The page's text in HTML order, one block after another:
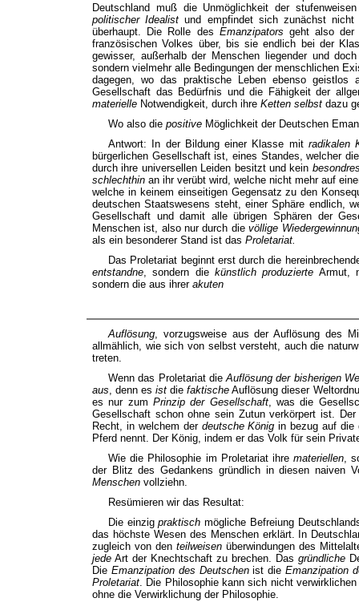
Deutschland muß die Unmöglichkeit der
politischer Idealist und empfindet sich zunächst nicht
überhaupt. Die Rolle des Emanzipators geht also der
französischen Volkes über, bis sie endlich bei der
gewisser, außerhalb der Menschen liegender und
sondern vielmehr alle Bedingungen der menschlichen
dagegen, wo das praktische Leben ebenso
Gesellschaft das Bedürfnis und die Fähigkeit der
materielle Notwendigkeit, durch ihre Ketten selbst dazu
Wo also die positive Möglichkeit der Deutschen
Antwort: In der Bildung einer Klasse mit radikalen
bürgerlichen Gesellschaft ist, eines Standes, welcher
durch ihre universellen Leiden besitzt und kein
schlechthin an ihr verübt wird, welche nicht mehr auf
welche in keinem einseitigen Gegensatz zu den
deutschen Staatswesens steht, einer Sphäre endlich,
Gesellschaft und damit alle übrigen Sphären der
Menschen ist, also nur durch dievöllige
als ein besonderer Stand ist das Proletariat.
Das Proletariat beginnt erst durch die
entstandne, sondern die künstlich produzierte Armut,
sondern die aus ihrer akuten
Auflösung, vorzugsweise aus der Auflösung des
allmählich, wie sich von selbst versteht, auch die
treten.
Wenn das Proletariat dieAuflösung der bisherigen
aus, denn esist diefaktische Auflösung dieser
es nur zum Prinzip der Gesellschaft, was die
Gesellschaft schon ohne sein Zutun verkörpert ist.
Recht, in welchem der deutsche König in bezug auf die
Pferd nennt. Der König, indem er das Volk für sein
Wie die Philosophie im Proletariat ihremateriellen,
der Blitz des Gedankens gründlich in diesen naiven
Menschen vollziehn.
Resümieren wir das Resultat:
Die einzigpraktisch mögliche Befreiung
das höchste Wesen des Menschen erklärt. In
zugleich von denteilweisen überwindungen des
jede Art der Knechtschaft zu brechen. Das gründliche
Die Emanzipation des Deutschenist dieEmanzipation
Proletariat. Die Philosophie kann sich nicht
ohne die Verwirklichung der Philosophie.